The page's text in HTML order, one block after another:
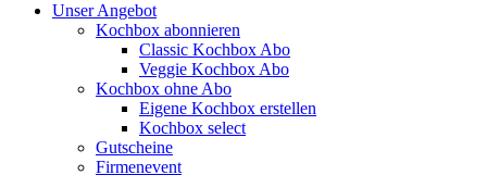
Unser Angebot
Kochbox abonnieren
Classic Kochbox Abo
Veggie Kochbox Abo
Kochbox ohne Abo
Eigene Kochbox erstellen
Kochbox select
Gutscheine
Firmenevent